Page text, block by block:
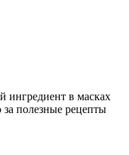
ингредиент в масках
полезные рецепты